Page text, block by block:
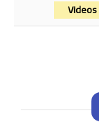
Videos